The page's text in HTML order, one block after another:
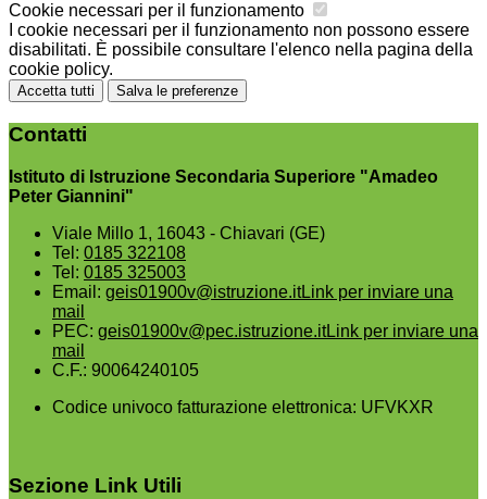
Cookie necessari per il funzionamento
I cookie necessari per il funzionamento non possono essere
disabilitati. È possibile consultare l'elenco nella pagina della
cookie policy.
Accetta tutti Salva le preferenze
Contatti
Istituto di Istruzione Secondaria Superiore "Amadeo
Peter Giannini"
Viale Millo 1, 16043 - Chiavari (GE)
Tel: 0185 322108
Tel: 0185 325003
Email: geis01900v@istruzione.itLink per inviare una
mail
PEC: geis01900v@pec.istruzione.itLink per inviare una
mail
C.F.: 90064240105
Codice univoco fatturazione elettronica: UFVKXR
Sezione Link Utili